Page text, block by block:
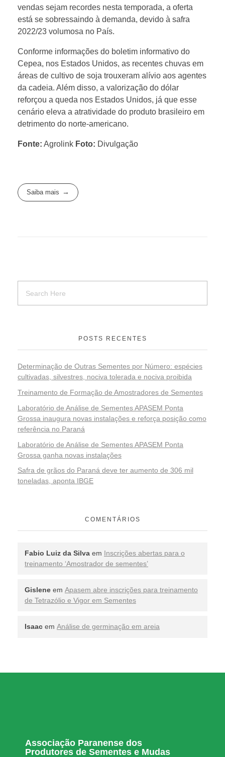
vendas sejam recordes nesta temporada, a oferta
está se sobressaindo à demanda, devido à safra
2022/23 volumosa no País.
Conforme informações do boletim informativo do
Cepea, nos Estados Unidos, as recentes chuvas em
áreas de cultivo de soja trouxeram alívio aos agentes
da cadeia. Além disso, a valorização do dólar
reforçou a queda nos Estados Unidos, já que esse
cenário eleva a atratividade do produto brasileiro em
detrimento do norte-americano.
Fonte: Agrolink Foto: Divulgação
Saiba mais
POSTS RECENTES
Determinação de Outras Sementes por Número: espécies
cultivadas, silvestres, nociva tolerada e nociva proibida
Treinamento de Formação de Amostradores de Sementes
Laboratório de Análise de Sementes APASEM Ponta
Grossa inaugura novas instalações e reforça posição como
referência no Paraná
Laboratório de Análise de Sementes APASEM Ponta
Grossa ganha novas instalações
Safra de grãos do Paraná deve ter aumento de 306 mil
toneladas, aponta IBGE
COMENTÁRIOS
Fabio Luiz da Silva em Inscrições abertas para o
treinamento ‘Amostrador de sementes’
Gislene em Apasem abre inscrições para treinamento
de Tetrazólio e Vigor em Sementes
Isaac em Análise de germinação em areia
Associação Paranense dos
Produtores de Sementes e Mudas